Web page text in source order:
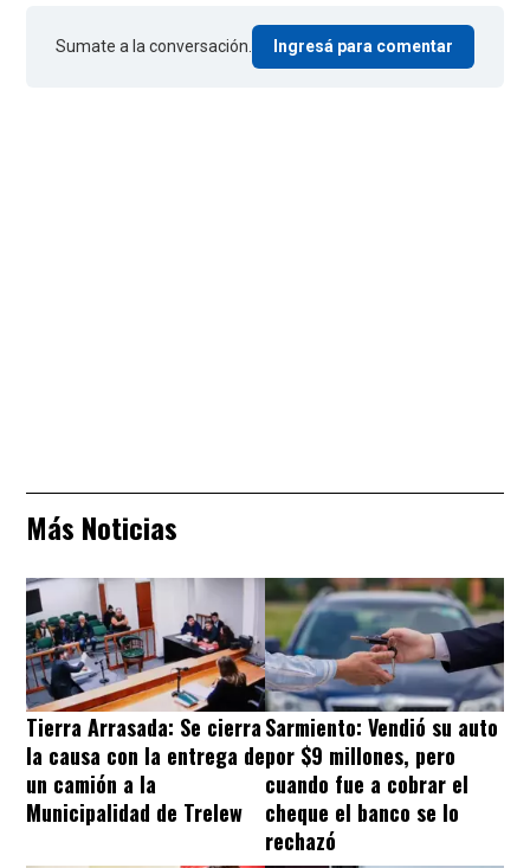
Sumate a la conversación. Ingresá para comentar
Más Noticias
Tierra Arrasada: Se cierra
la causa con la entrega de
un camión a la
Municipalidad de Trelew
Sarmiento: Vendió su auto
por $9 millones, pero
cuando fue a cobrar el
cheque el banco se lo
rechazó